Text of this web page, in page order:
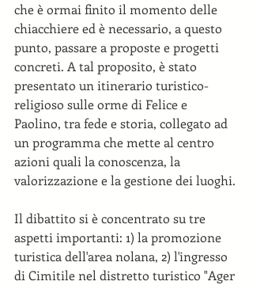
che è ormai finito il momento delle
chiacchiere ed è necessario, a questo
punto, passare a proposte e progetti
concreti. A tal proposito, è stato
presentato un itinerario turistico-
religioso sulle orme di Felice e
Paolino, tra fede e storia, collegato ad
un programma che mette al centro
azioni quali la conoscenza, la
valorizzazione e la gestione dei luoghi.
Il dibattito si è concentrato su tre
aspetti importanti: 1) la promozione
turistica dell'area nolana, 2) l'ingresso
di Cimitile nel distretto turistico "Ager